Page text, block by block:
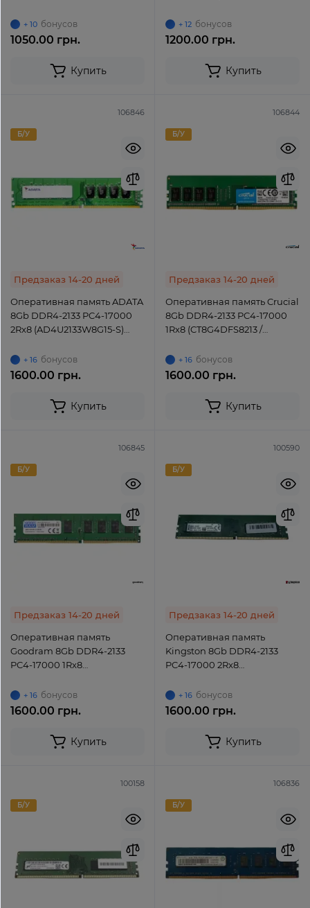
UDIMM Non-ECC Unbuffered
+ 10 бонусов
1050.00 грн.
Купить
Unbuffered
+ 12 бонусов
1200.00 грн.
Купить
106846
Б/У
Предзаказ 14-20 дней
Оперативная память ADATA
8Gb DDR4-2133 PC4-17000
2Rx8 (AD4U2133W8G15-S)
+ 16 бонусов
1600.00 грн.
Купить
106844
Б/У
Предзаказ 14-20 дней
Оперативная память Crucial
8Gb DDR4-2133 PC4-17000
1Rx8 (CT8G4DFS8213 /
UDIMM Non-ECC Unbuffered
+ 16 бонусов
1600.00 грн.
Купить
106845
Б/У
Предзаказ 14-20 дней
Оперативная память
Goodram 8Gb DDR4-2133
PC4-17000 1Rx8
Non-ECC Unbuffered
+ 16 бонусов
1600.00 грн.
Купить
100590
Б/У
Предзаказ 14-20 дней
Оперативная память
Kingston 8Gb DDR4-2133
PC4-17000 2Rx8
ECC Unbuffered
+ 16 бонусов
1600.00 грн.
Купить
100158
Б/У
106836
Б/У